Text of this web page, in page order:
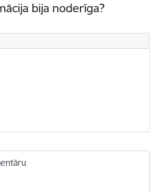
bija noderīga?
noderīga?